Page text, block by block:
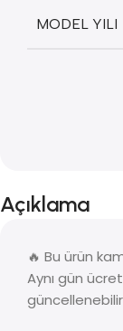
MODEL YILI
Açıklama
🔥 Bu ürün
Aynı gün